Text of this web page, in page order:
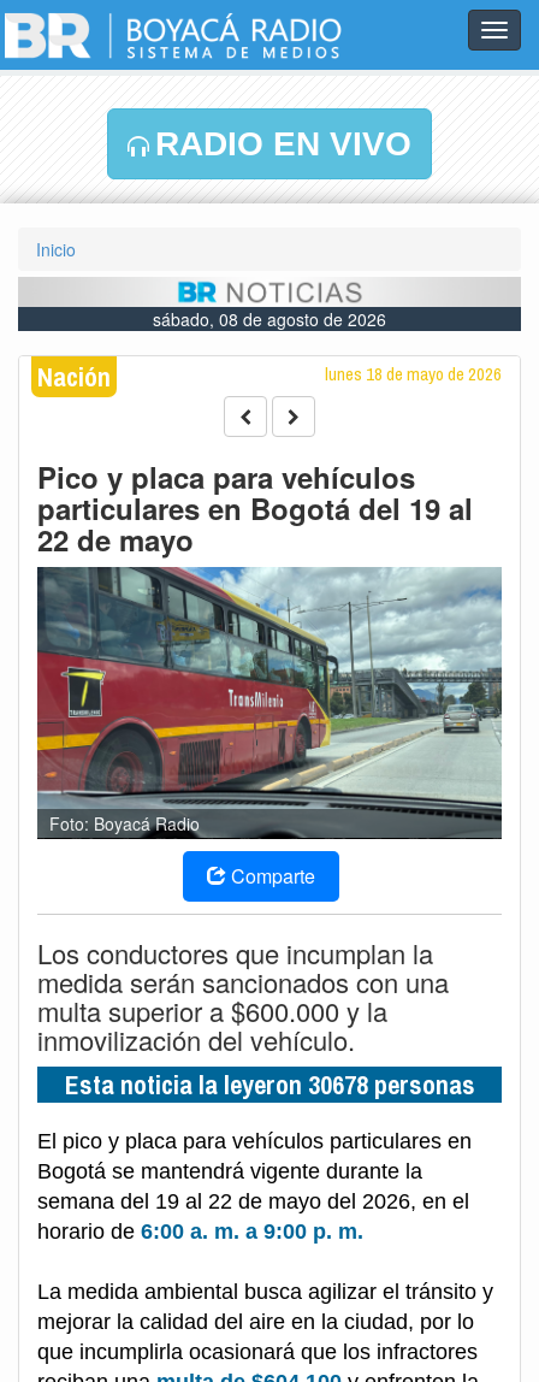
RADIO EN VIVO
Inicio
sábado, 08 de agosto de 2026
Nación lunes 18 de mayo de 2026
Pico y placa para vehículos
particulares en Bogotá del 19 al
22 de mayo
Foto: Boyacá Radio
Comparte
Los conductores que incumplan la
medida serán sancionados con una
multa superior a $600.000 y la
inmovilización del vehículo.
Esta noticia la leyeron 30678 personas
El pico y placa para vehículos particulares en
Bogotá se mantendrá vigente durante la
semana del 19 al 22 de mayo del 2026, en el
horario de 6:00 a. m. a 9:00 p. m.
La medida ambiental busca agilizar el tránsito y
mejorar la calidad del aire en la ciudad, por lo
que incumplirla ocasionará que los infractores